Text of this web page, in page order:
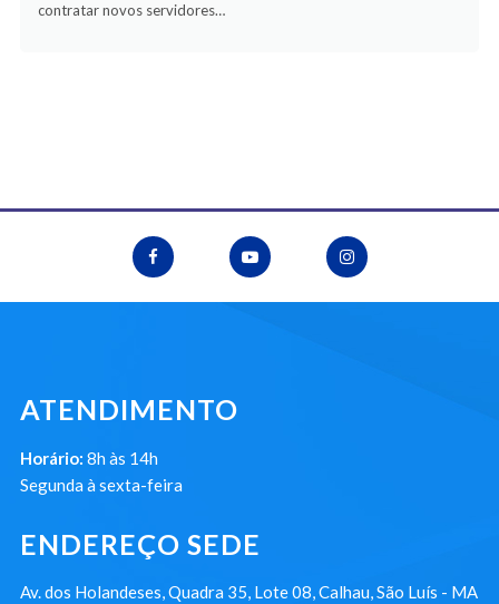
contratar novos servidores…
ATENDIMENTO
Horário: 8h às 14h
Segunda à sexta-feira
ENDEREÇO SEDE
Av. dos Holandeses, Quadra 35, Lote 08, Calhau, São Luís - MA